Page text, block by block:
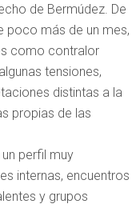
de Bermúdez. De
poco más de un mes,
como contralor
tensiones,
distintas a la
propias de las
perfil muy
internas, encuentros
y grupos